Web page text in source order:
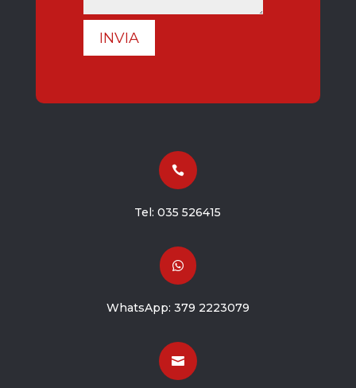
INVIA

Tel:035 526415

WhatsApp: 379 2223079
